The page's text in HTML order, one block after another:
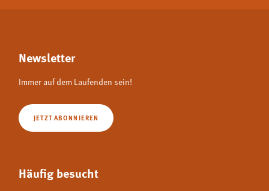
Newsletter
Immer auf dem Laufenden sein!
JETZT ABONNIEREN
Häufig besucht